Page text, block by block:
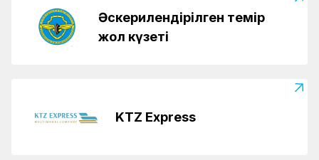
Әскерилендірілген темір
жол күзеті
KTZ Express